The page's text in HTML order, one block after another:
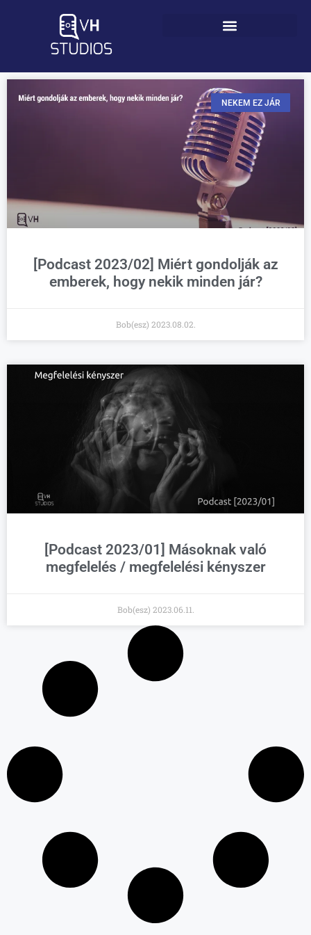
NEKEM EZ JÁR
[Podcast 2023/02] Miért gondolják az
emberek, hogy nekik minden jár?
Bob(esz) 2023.08.02.
[Podcast 2023/01] Másoknak való
megfelelés / megfelelési kényszer
Bob(esz) 2023.06.11.